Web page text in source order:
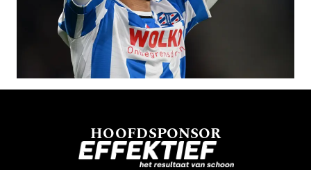
HOOFDSPONSOR